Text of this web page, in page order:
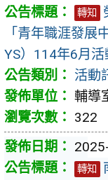
轉知
「青年職涯發展
YS）114年6月活
活動
輔導
322
轉知